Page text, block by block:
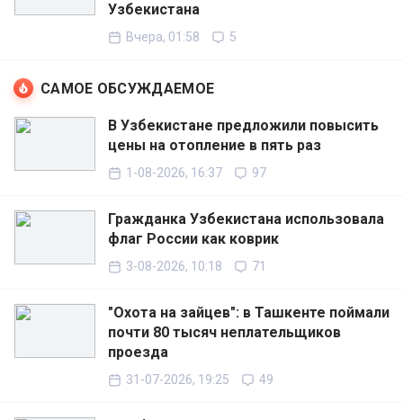
Узбекистана
Вчера, 01:58 5
САМОЕ ОБСУЖДАЕМОЕ
В Узбекистане предложили повысить
цены на отопление в пять раз
1-08-2026, 16:37 97
Гражданка Узбекистана использовала
флаг России как коврик
3-08-2026, 10:18 71
"Охота на зайцев": в Ташкенте поймали
почти 80 тысяч неплательщиков
проезда
31-07-2026, 19:25 49